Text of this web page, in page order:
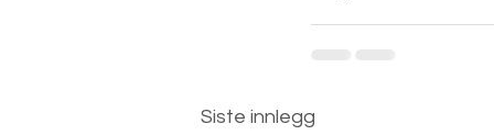
Siste innlegg